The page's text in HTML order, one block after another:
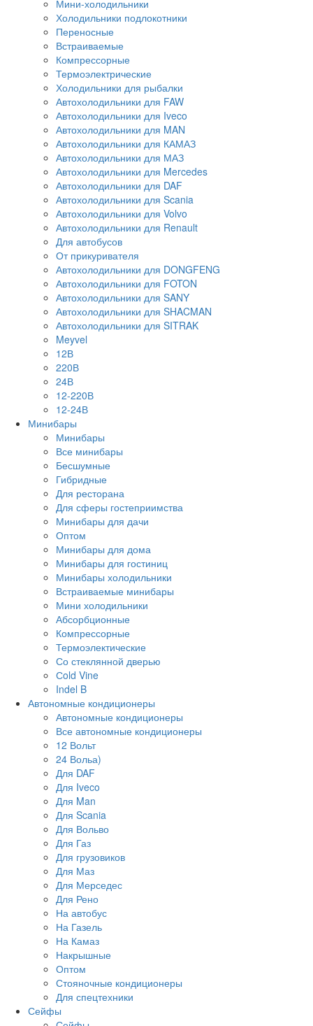
Мини-холодильники
Холодильники подлокотники
Переносные
Встраиваемые
Компрессорные
Термоэлектрические
Холодильники для рыбалки
Автохолодильники для FAW
Автохолодильники для Iveco
Автохолодильники для MAN
Автохолодильники для КАМАЗ
Автохолодильники для МАЗ
Автохолодильники для Mercedes
Автохолодильники для DAF
Автохолодильники для Scania
Автохолодильники для Volvo
Автохолодильники для Renault
Для автобусов
От прикуривателя
Автохолодильники для DONGFENG
Автохолодильники для FOTON
Автохолодильники для SANY
Автохолодильники для SHACMAN
Автохолодильники для SITRAK
Meyvel
12В
220В
24В
12-220В
12-24В
Минибары
Минибары
Все минибары
Бесшумные
Гибридные
Для ресторана
Для сферы гостеприимства
Минибары для дачи
Оптом
Минибары для дома
Минибары для гостиниц
Минибары холодильники
Встраиваемые минибары
Мини холодильники
Абсорбционные
Компрессорные
Термоэлектические
Со стеклянной дверью
Сold Vine
Indel B
Автономные кондиционеры
Автономные кондиционеры
Все автономные кондиционеры
12 Вольт
24 Вольа)
Для DAF
Для Iveco
Для Man
Для Scania
Для Вольво
Для Газ
Для грузовиков
Для Маз
Для Мерседес
Для Рено
На автобус
На Газель
На Камаз
Накрышные
Оптом
Стояночные кондиционеры
Для спецтехники
Сейфы